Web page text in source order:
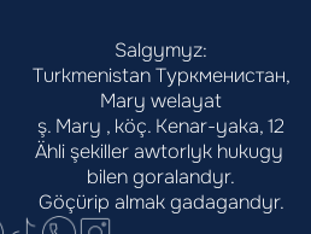
Salgymyz:
Turkmenistan Туркменистан,
Mary welayat
ş. Mary , köç. Kenar-yaka, 12
Ähli şekiller awtorlyk hukugy
bilen goralandyr.
Göçürip almak gadagandyr.